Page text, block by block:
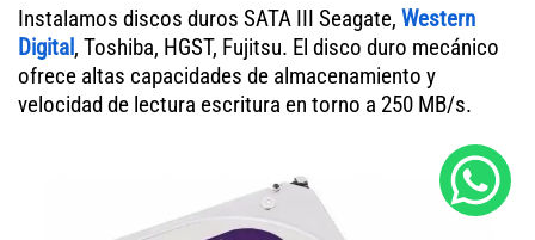
Instalamos discos duros SATA III Seagate, Western
Digital, Toshiba, HGST, Fujitsu. El disco duro mecánico
ofrece altas capacidades de almacenamiento y
velocidad de lectura escritura en torno a 250 MB/s.